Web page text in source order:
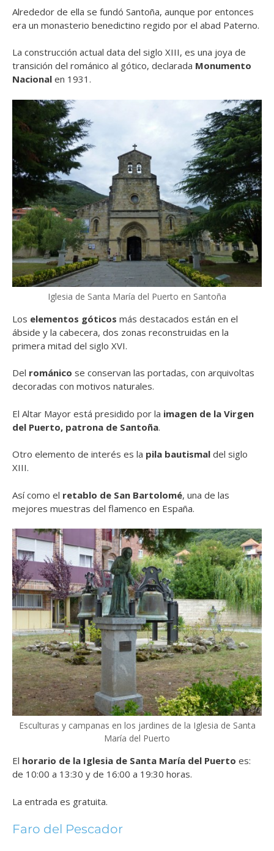
Alrededor de ella se fundó Santoña, aunque por entonces
era un monasterio benedictino regido por el abad Paterno.
La construcción actual data del siglo XIII, es una joya de
transición del románico al gótico, declarada Monumento
Nacional en 1931.
Iglesia de Santa María del Puerto en Santoña
Los elementos góticos más destacados están en el
ábside y la cabecera, dos zonas reconstruidas en la
primera mitad del siglo XVI.
Del románico se conservan las portadas, con arquivoltas
decoradas con motivos naturales.
El Altar Mayor está presidido por la imagen de la Virgen
del Puerto, patrona de Santoña.
Otro elemento de interés es la pila bautismal del siglo
XIII.
Así como el retablo de San Bartolomé, una de las
mejores muestras del flamenco en España.
Esculturas y campanas en los jardines de la Iglesia de Santa
María del Puerto
El horario de la Iglesia de Santa María del Puerto es:
de 10:00 a 13:30 y de 16:00 a 19:30 horas.
La entrada es gratuita.
Faro del Pescador